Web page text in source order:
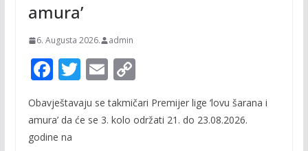
amura’
6. Augusta 2026. admin
F
ac
e
b
T
itt
E
m
ai
C
o
p
Obavještavaju se takmičari Premijer lige ‘lovu šarana i
amura’ da će se 3. kolo održati 21. do 23.08.2026.
godine na